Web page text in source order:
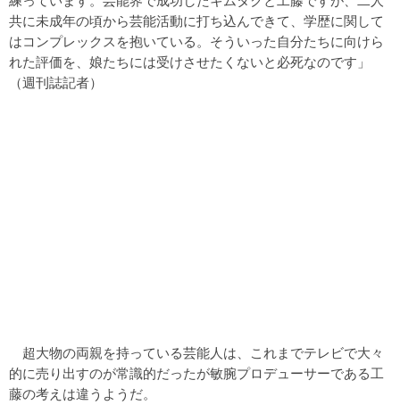
共に未成年の頃から芸能活動に打ち込んできて、学歴に関して
はコンプレックスを抱いている。そういった自分たちに向けら
れた評価を、娘たちには受けさせたくないと必死なのです」
（週刊誌記者）
超大物の両親を持っている芸能人は、これまでテレビで大々
的に売り出すのが常識的だったが敏腕プロデューサーである工
藤の考えは違うようだ。